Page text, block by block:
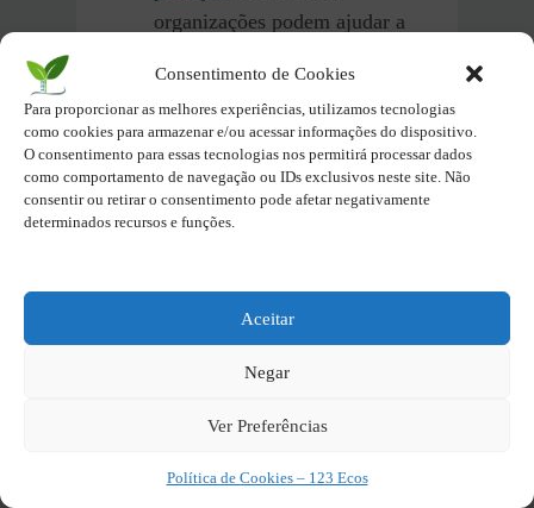
Consentimento de Cookies
Para proporcionar as melhores experiências, utilizamos tecnologias
como cookies para armazenar e/ou acessar informações do dispositivo.
O consentimento para essas tecnologias nos permitirá processar dados
como comportamento de navegação ou IDs exclusivos neste site. Não
consentir ou retirar o consentimento pode afetar negativamente
determinados recursos e funções.
Aceitar
Negar
Ver Preferências
Política de Cookies – 123 Ecos
organizações podem ajudar a
como as empresas, a tomar
medidas para reduzir apoluição
do ar.
Alternativas aos Aerossóis
utilizam um sistema de pump
pressurizado por ar, sem a
necessidade de propelentes. Utilize
como cremes, loções ou géis, quando